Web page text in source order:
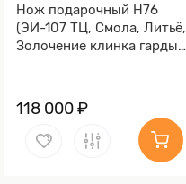
Нож подарочный Н76
(ЭИ-107 ТЦ, Смола, Литьё,
Золочение клинка гарды
118 000 ₽